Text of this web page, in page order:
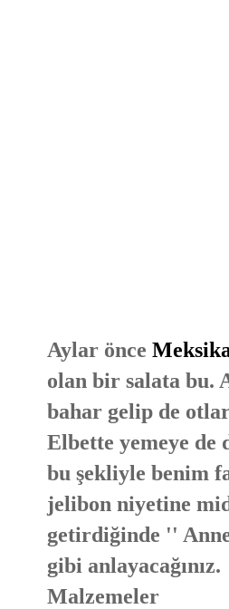
Aylar önce
olan bir salata bu.
bahar gelip de
Elbette yemeye de
bu şekliyle benim
jelibon niyetine
getirdiğinde ''
gibi anlayacağınız.
Malzemeler